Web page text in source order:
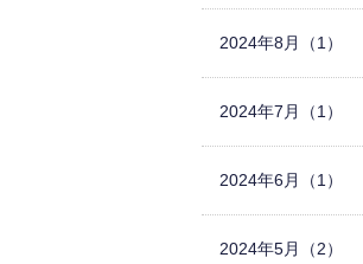
2024年8月（1）
2024年7月（1）
2024年6月（1）
2024年5月（2）